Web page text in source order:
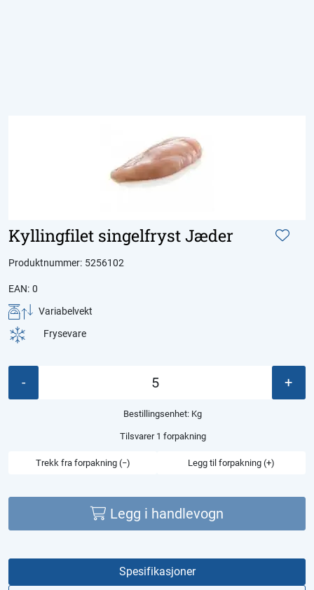
Kyllingfilet singelfryst Jæder
Produktnummer: 5256102
EAN: 0
Variabelvekt
Frysevare
- +
Bestillingsenhet: Kg
Tilsvarer 1 forpakning
Trekk fra forpakning (−) Legg til forpakning (+)
Legg i handlevogn
Spesifikasjoner